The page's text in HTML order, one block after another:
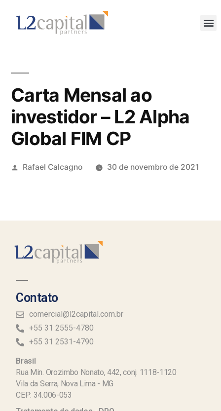
Carta Mensal ao
investidor – L2 Alpha
Global FIM CP
Rafael Calcagno 30 de novembro de 2021
Contato
comercial@l2capital.com.br
+55 31 2555-4780
+55 31 2531-4790
Brasil
Rua Min. Orozimbo Nonato, 442, conj. 1118-1120
Vila da Serra, Nova Lima - MG
CEP: 34.006-053